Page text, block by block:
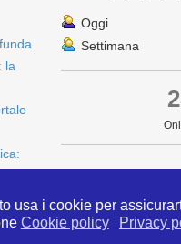
usa i cookie per
Cookie policy Privacy
la
Oggi
Settimana